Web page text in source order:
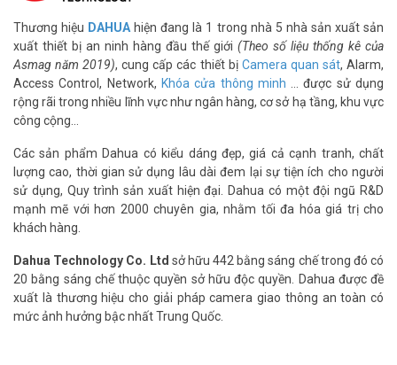
Thương hiệu DAHUA hiện đang là 1 trong nhà 5 nhà sản xuất sản
xuất thiết bị an ninh hàng đầu thế giới (Theo số liệu thống kê của
Asmag năm 2019), cung cấp các thiết bị Camera quan sát, Alarm,
Access Control, Network, Khóa cửa thông minh … được sử dụng
rộng rãi trong nhiều lĩnh vực như ngân hàng, cơ sở hạ tầng, khu vực
công cộng…
Các sản phẩm Dahua có kiểu dáng đẹp, giá cả cạnh tranh, chất
lượng cao, thời gian sử dụng lâu dài đem lại sự tiện ích cho người
sử dụng, Quy trình sản xuất hiện đại. Dahua có một đội ngũ R&D
mạnh mẽ với hơn 2000 chuyên gia, nhằm tối đa hóa giá trị cho
khách hàng.
Dahua Technology Co. Ltd sở hữu 442 bằng sáng chế trong đó có
20 bằng sáng chế thuộc quyền sở hữu độc quyền. Dahua được đề
xuất là thương hiệu cho giải pháp camera giao thông an toàn có
mức ảnh hưởng bậc nhất Trung Quốc.